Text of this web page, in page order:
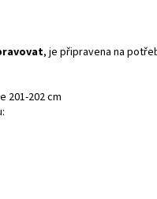
, je připravena na
201-202 cm